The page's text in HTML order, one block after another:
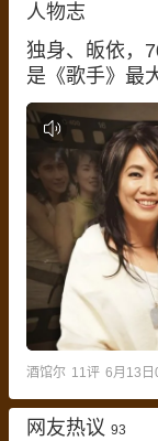
人物志
独身、皈依，
是《歌手》最
酒馆尔 11评 6月13日
网友热议 93